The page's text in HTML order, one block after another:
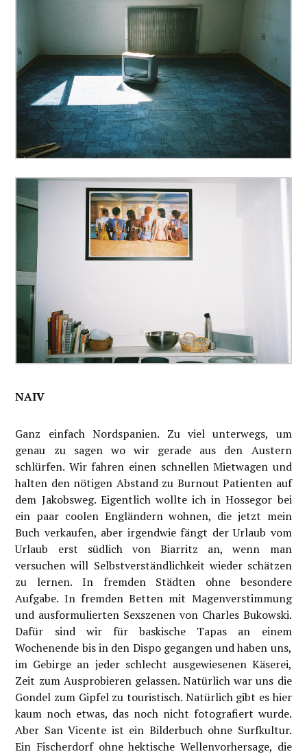
NAIV
Ganz einfach Nordspanien. Zu viel unterwegs, um
genau zu sagen wo wir gerade aus den Austern
schlürfen. Wir fahren einen schnellen Mietwagen und
halten den nötigen Abstand zu Burnout Patienten auf
dem Jakobsweg. Eigentlich wollte ich in Hossegor bei
ein paar coolen Engländern wohnen, die jetzt mein
Buch verkaufen, aber irgendwie fängt der Urlaub vom
Urlaub erst südlich von Biarritz an, wenn man
versuchen will Selbstverständlichkeit wieder schätzen
zu lernen. In fremden Städten ohne besondere
Aufgabe. In fremden Betten mit Magenverstimmung
und ausformulierten Sexszenen von Charles Bukowski.
Dafür sind wir für baskische Tapas an einem
Wochenende bis in den Dispo gegangen und haben uns,
im Gebirge an jeder schlecht ausgewiesenen Käserei,
Zeit zum Ausprobieren gelassen. Natürlich war uns die
Gondel zum Gipfel zu touristisch. Natürlich gibt es hier
kaum noch etwas, das noch nicht fotografiert wurde.
Aber San Vicente ist ein Bilderbuch ohne Surfkultur.
Ein Fischerdorf ohne hektische Wellenvorhersage, die